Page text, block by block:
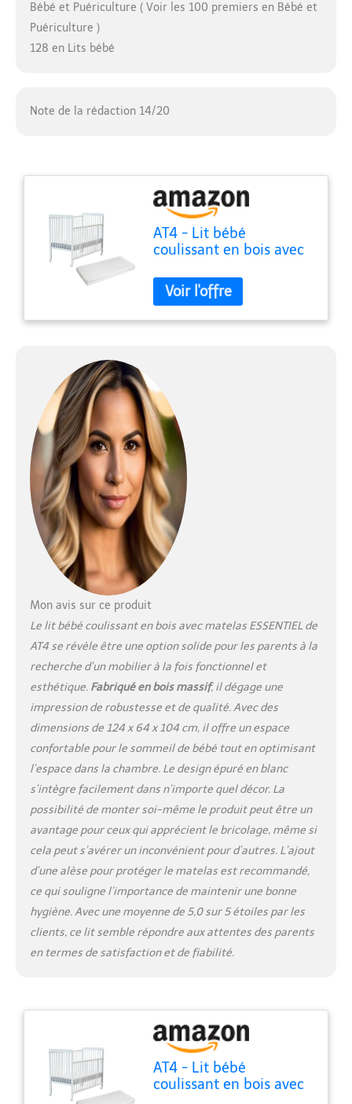
Bébé et Puériculture ( Voir les 100 premiers en Bébé et
Puériculture )
128 en Lits bébé
Note de la rédaction 14/20
AT4 - Lit bébé
coulissant en bois avec
Blanc 60 x 120 cm
Mon avis sur ce produit
Le lit bébé coulissant en bois avec matelas ESSENTIEL de
AT4 se révèle être une option solide pour les parents à la
recherche d’un mobilier à la fois fonctionnel et
esthétique. Fabriqué en bois massif, il dégage une
impression de robustesse et de qualité. Avec des
dimensions de 124 x 64 x 104 cm, il offre un espace
confortable pour le sommeil de bébé tout en optimisant
l’espace dans la chambre. Le design épuré en blanc
s’intègre facilement dans n’importe quel décor. La
possibilité de monter soi-même le produit peut être un
avantage pour ceux qui apprécient le bricolage, même si
cela peut s’avérer un inconvénient pour d’autres. L’ajout
d’une alèse pour protéger le matelas est recommandé,
ce qui souligne l’importance de maintenir une bonne
hygiène. Avec une moyenne de 5,0 sur 5 étoiles par les
clients, ce lit semble répondre aux attentes des parents
en termes de satisfaction et de fiabilité.
AT4 - Lit bébé
coulissant en bois avec